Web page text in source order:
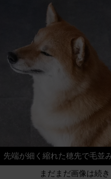
先端が細く縮れた穂先で毛並
まだまだ画像は続